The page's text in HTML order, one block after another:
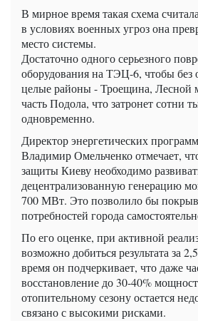
В мирное время такая схема
в условиях военных угроз она
место системы.
Достаточно одного серьезного
оборудования на ТЭЦ-6, чтобы без
целые районы - Троещина, Лесной
часть Подола, что затронет сотни
одновременно.
Директор энергетических
Владимир Омельченко отмечает,
защиты Киеву необходимо
децентрализованную генерацию
700 МВт. Это позволило бы
потребностей города
По его оценке, при активной
возможно добиться результата за
время он подчеркивает, что даже
восстановление до 30-40%
отопительному сезону остается
связано с высокими рисками.